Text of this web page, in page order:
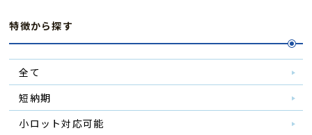
特徴から探す
全て
短納期
小ロット対応可能